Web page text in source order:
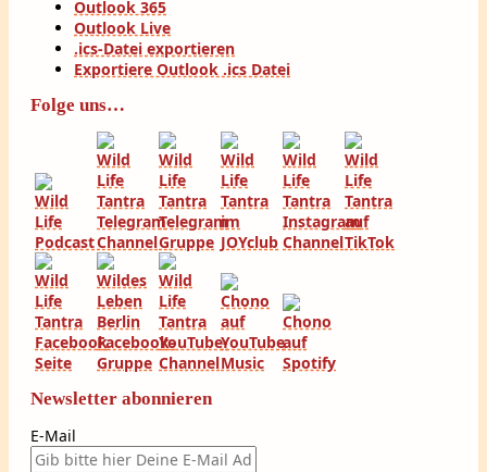
Outlook 365
Outlook Live
.ics-Datei exportieren
Exportiere Outlook .ics Datei
Folge uns…
Newsletter abonnieren
E-Mail